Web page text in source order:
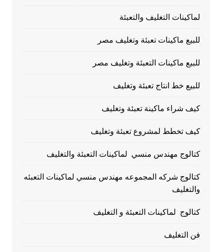
لماكينات التغليف والتعبئة
للبيع ماكينات تعبئة وتغليف مصر
للبيع ماكينات التعبئة وتغليف مصر
للبيع خط انتاج تعبئة وتغليف
كيف شراء ماكينة تعبئة وتغليف
كيف تخطط لمشروع تعبئة وتغليف
كتالوج مهندس منسي لماكينات التعبئة والتغليف
كتالوج شركه المجموعه مهندس منسي لماكينات التعبئه
والتغليف
كتالوج لماكينات التعبئة و التغليف
فن التغليف